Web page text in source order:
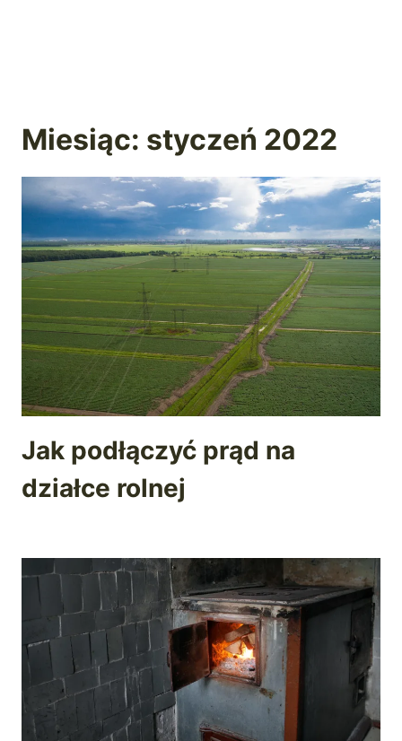
Miesiąc: styczeń 2022
Jak podłączyć prąd na
działce rolnej